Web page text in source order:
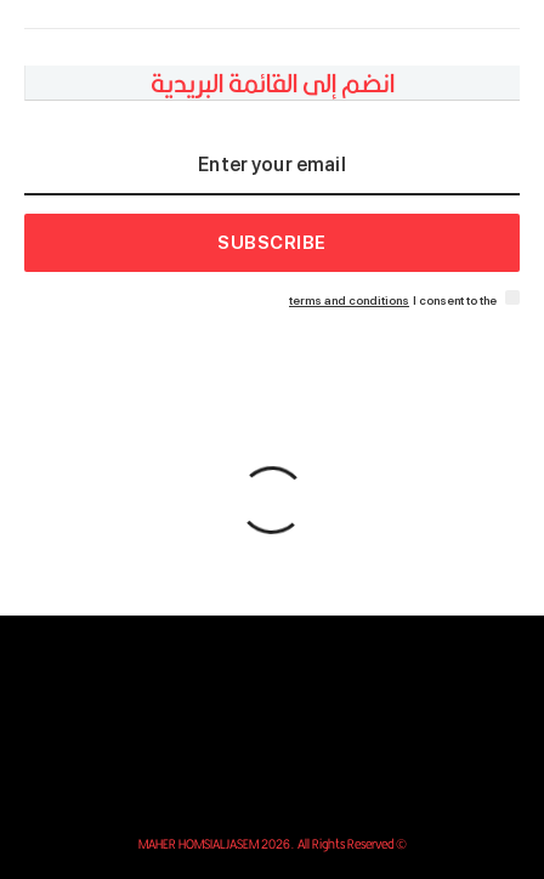
انضم إلى القائمة البريدية
SUBSCRIBE
I consent to the
terms and conditions
© MAHER HOMSIALJASEM 2026. All Rights Reserved